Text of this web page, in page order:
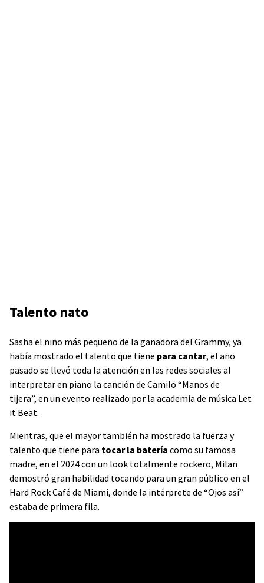
Talento nato
Sasha el niño más pequeño de la ganadora del Grammy, ya
había mostrado el talento que tiene para cantar, el año
pasado se llevó toda la atención en las redes sociales al
interpretar en piano la canción de Camilo “Manos de
tijera”, en un evento realizado por la academia de música Let
it Beat.
Mientras, que el mayor también ha mostrado la fuerza y
talento que tiene para tocar la batería como su famosa
madre, en el 2024 con un look totalmente rockero, Milan
demostró gran habilidad tocando para un gran público en el
Hard Rock Café de Miami, donde la intérprete de “Ojos así”
estaba de primera fila.